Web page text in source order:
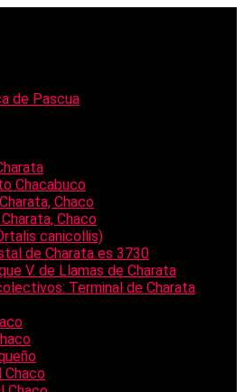
de Pascua
Chacabuco
Chaco
Chaco
canicollis)
de Charata es 3730
V. de Llamas de Charata
Terminal de Charata
Chaco